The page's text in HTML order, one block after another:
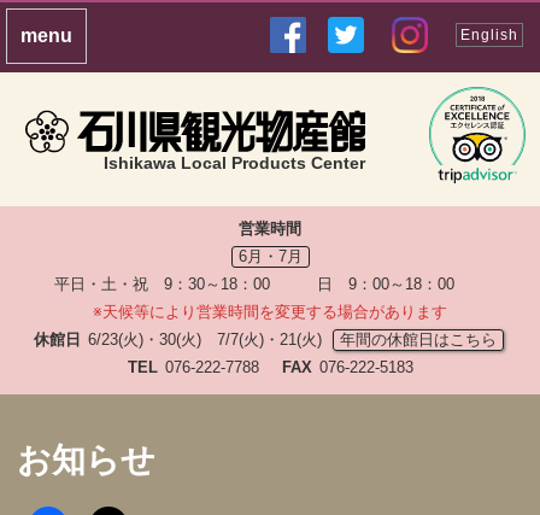
Ishikawa Local Products Center
English
営業時間
6月・7月
平日・土・祝 9：30～18：00 日 9：00～18：00
※天候等により営業時間を変更する場合があります
休館日 6/23(火)・30(火) 7/7(火)・21(火)
年間の休館日はこちら
TEL 076-222-7788 FAX 076-222-5183
お知らせ